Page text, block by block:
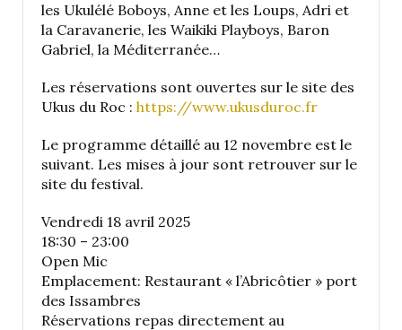
les Ukulélé Boboys, Anne et les Loups, Adri et
la Caravanerie, les Waikiki Playboys, Baron
Gabriel, la Méditerranée…
Les réservations sont ouvertes sur le site des
Ukus du Roc : https://www.ukusduroc.fr
Le programme détaillé au 12 novembre est le
suivant. Les mises à jour sont retrouver sur le
site du festival.
Vendredi 18 avril 2025
18:30 – 23:00
Open Mic
Emplacement: Restaurant « l’Abricôtier » port
des Issambres
Réservations repas directement au